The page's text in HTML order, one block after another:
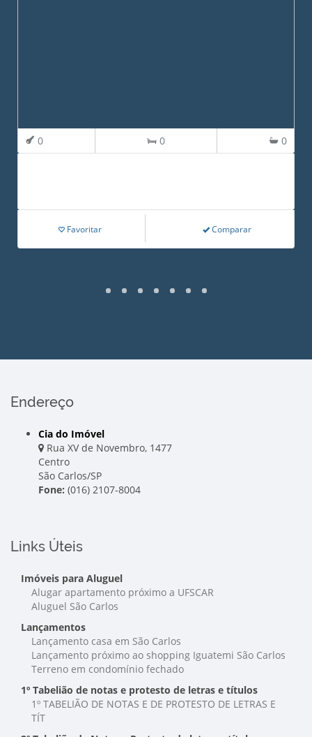
0 0 0
Favoritar Comparar
Endereço
Cia do Imóvel
Rua XV de Novembro, 1477
Centro
São Carlos/SP
Fone: (016) 2107-8004
Links Úteis
Imóveis para Aluguel
Alugar apartamento próximo a UFSCAR
Aluguel São Carlos
Lançamentos
Lançamento casa em São Carlos
Lançamento próximo ao shopping Iguatemi São Carlos
Terreno em condomínio fechado
1º Tabelião de notas e protesto de letras e títulos
1º TABELIÃO DE NOTAS E DE PROTESTO DE LETRAS E
TÍT